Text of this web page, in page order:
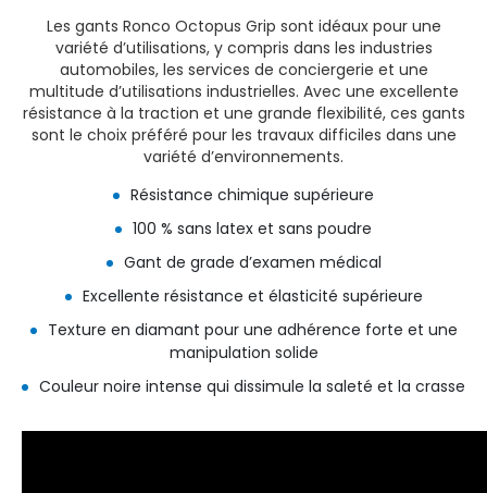
Les gants Ronco Octopus Grip sont idéaux pour une
variété d’utilisations, y compris dans les industries
automobiles, les services de conciergerie et une
multitude d’utilisations industrielles. Avec une excellente
résistance à la traction et une grande flexibilité, ces gants
sont le choix préféré pour les travaux difficiles dans une
variété d’environnements.
Résistance chimique supérieure
100 % sans latex et sans poudre
Gant de grade d’examen médical
Excellente résistance et élasticité supérieure
Texture en diamant pour une adhérence forte et une
manipulation solide
Couleur noire intense qui dissimule la saleté et la crasse